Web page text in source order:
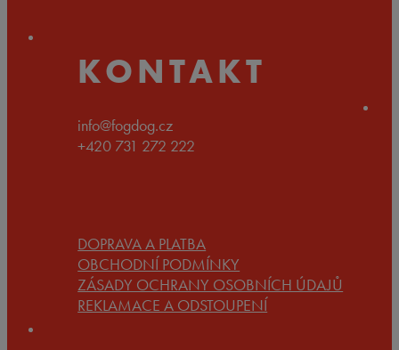
KONTAKT
info@fogdog.cz
+420 731 272 222
DOPRAVA A PLATBA
OBCHODNÍ PODMÍNKY
ZÁSADY OCHRANY OSOBNÍCH ÚDAJŮ
REKLAMACE A ODSTOUPENÍ